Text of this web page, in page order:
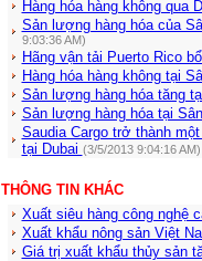
Hàng hóa hàng không qua
Sản lượng hàng hóa của
9:03:36 AM)
Hãng vận tải Puerto Rico
Hàng hóa hàng không tại
Sản lượng hàng hóa tăng
Sản lượng hàng hóa tại
Saudia Cargo trở thành
tại Dubai (3/5/2013 9:04:16 AM)
THÔNG TIN KHÁC
Xuất siêu hàng công nghệ
Xuất khẩu nông sản Việt
Giá trị xuất khẩu thủy sản